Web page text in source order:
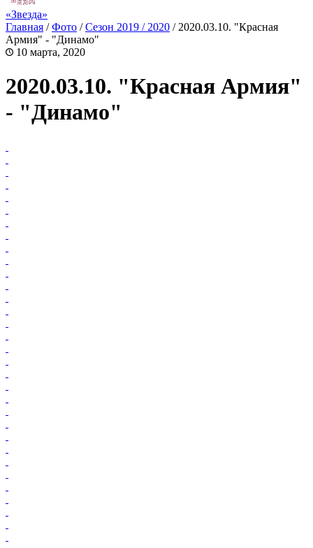
«Звезда»
Главная /Фото /Сезон 2019 / 2020 / 2020.03.10. "Красная
Армия" - "Динамо"
10 марта, 2020
2020.03.10. "Красная Армия"
- "Динамо"